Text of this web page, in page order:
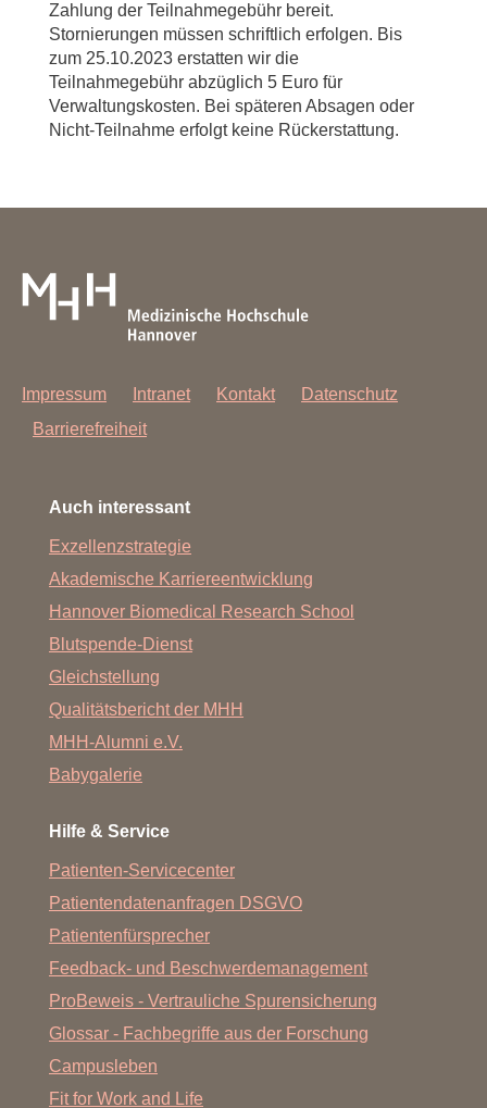
Zahlung der Teilnahmegebühr bereit.
Stornierungen müssen schriftlich erfolgen. Bis
zum 25.10.2023 erstatten wir die
Teilnahmegebühr abzüglich 5 Euro für
Verwaltungskosten. Bei späteren Absagen oder
Nicht-Teilnahme erfolgt keine Rückerstattung.
Impressum Intranet Kontakt
Datenschutz
Barrierefreiheit
Auch interessant
Exzellenzstrategie
Akademische Karriereentwicklung
Hannover Biomedical Research School
Blutspende-Dienst
Gleichstellung
Qualitätsbericht der MHH
MHH-Alumni e.V.
Babygalerie
Hilfe & Service
Patienten-Servicecenter
Patientendatenanfragen DSGVO
Patientenfürsprecher
Feedback- und Beschwerdemanagement
ProBeweis - Vertrauliche Spurensicherung
Glossar - Fachbegriffe aus der Forschung
Campusleben
Fit for Work and Life